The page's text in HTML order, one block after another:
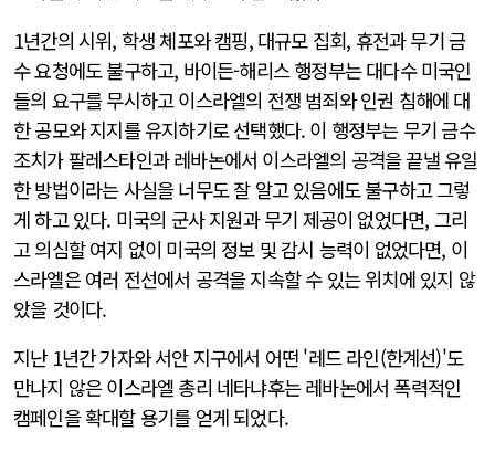
1년간의 시위, 학생 체포와 캠핑, 대규모 집회, 휴전과 무기 금
수 요청에도 불구하고, 바이든-해리스 행정부는 대다수 미국인
들의 요구를 무시하고 이스라엘의 전쟁 범죄와 인권 침해에 대
한 공모와 지지를 유지하기로 선택했다. 이 행정부는 무기 금수
조치가 팔레스타인과 레바논에서 이스라엘의 공격을 끝낼 유일
한 방법이라는 사실을 너무도 잘 알고 있음에도 불구하고 그렇
게 하고 있다. 미국의 군사 지원과 무기 제공이 없었다면, 그리
고 의심할 여지 없이 미국의 정보 및 감시 능력이 없었다면, 이
스라엘은 여러 전선에서 공격을 지속할 수 있는 위치에 있지 않
았을 것이다.
지난 1년간 가자와 서안 지구에서 어떤 '레드 라인(한계선)'도
만나지 않은 이스라엘 총리 네타냐후는 레바논에서 폭력적인
캠페인을 확대할 용기를 얻게 되었다.